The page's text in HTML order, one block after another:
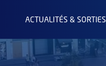
à l'accueil
ACTUALITÉS & SORTIES